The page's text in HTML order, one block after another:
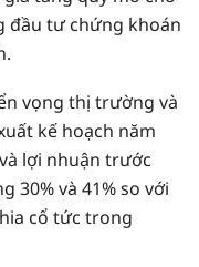
đầu tư chứng khoán
vọng thị trường và
kế hoạch năm
lợi nhuận trước
30% và 41% so với
cổ tức trong